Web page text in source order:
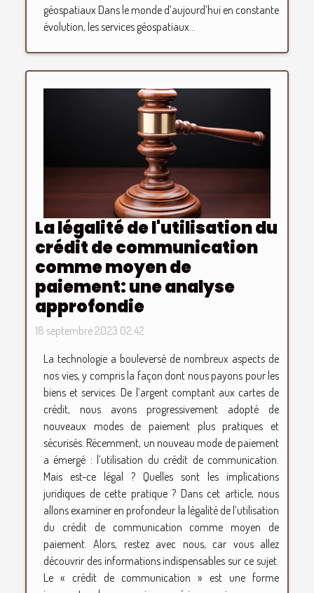
géospatiaux Dans le monde d’aujourd’hui en constante
évolution, les services géospatiaux...
La légalité de l'utilisation du
crédit de communication
comme moyen de
paiement: une analyse
approfondie
18 septembre 2023 02:42
La technologie a bouleversé de nombreux aspects de
nos vies, y compris la façon dont nous payons pour les
biens et services. De l’argent comptant aux cartes de
crédit, nous avons progressivement adopté de
nouveaux modes de paiement plus pratiques et
sécurisés. Récemment, un nouveau mode de paiement
a émergé : l’utilisation du crédit de communication.
Mais est-ce légal ? Quelles sont les implications
juridiques de cette pratique ? Dans cet article, nous
allons examiner en profondeur la légalité de l’utilisation
du crédit de communication comme moyen de
paiement. Alors, restez avec nous, car vous allez
découvrir des informations indispensables sur ce sujet.
Le « crédit de communication » est une forme